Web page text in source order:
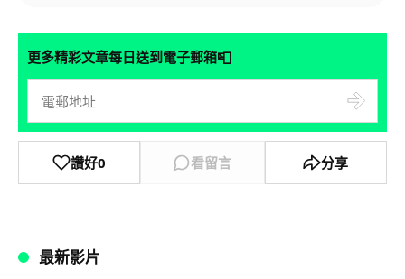
更多精彩文章每日送到電子郵箱📮
讚好0 看留言 分享
最新影片